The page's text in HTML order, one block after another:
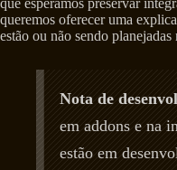
queremos oferecer uma
estão ou não sendo
Nota de
em addons e na
estão em